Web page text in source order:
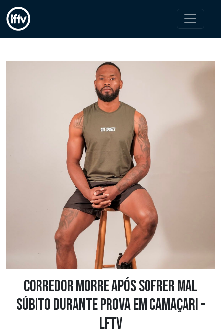
Corredor morre após sofrer mal
súbito durante prova em Camaçari -
LFTV